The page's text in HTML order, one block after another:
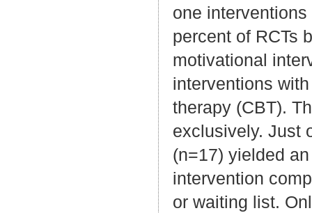
one
percent of RCTs
motivational
interventions
therapy (CBT).
exclusively. Just
(n=17) yielded
intervention
or waiting list.